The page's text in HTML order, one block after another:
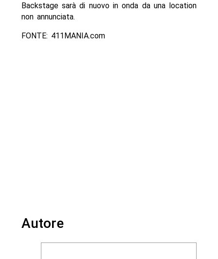
Backstage sarà di nuovo in onda da una location
non annunciata.
FONTE: 411MANIA.com
Autore